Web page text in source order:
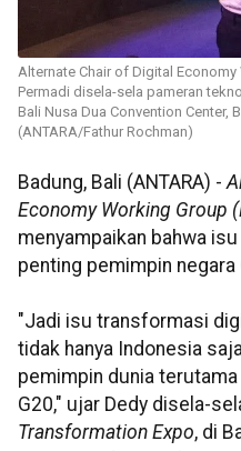
Alternate Chair of Digital
Permadi disela-sela pameran
Bali Nusa Dua Convention Center,
(ANTARA/Fathur Rochman)
Badung, Bali (ANTARA) -
Economy Working Group
menyampaikan bahwa
penting pemimpin negara
"Jadi isu transformasi
tidak hanya Indonesia
pemimpin dunia
G20," ujar Dedy disela-
Transformation Expo, di